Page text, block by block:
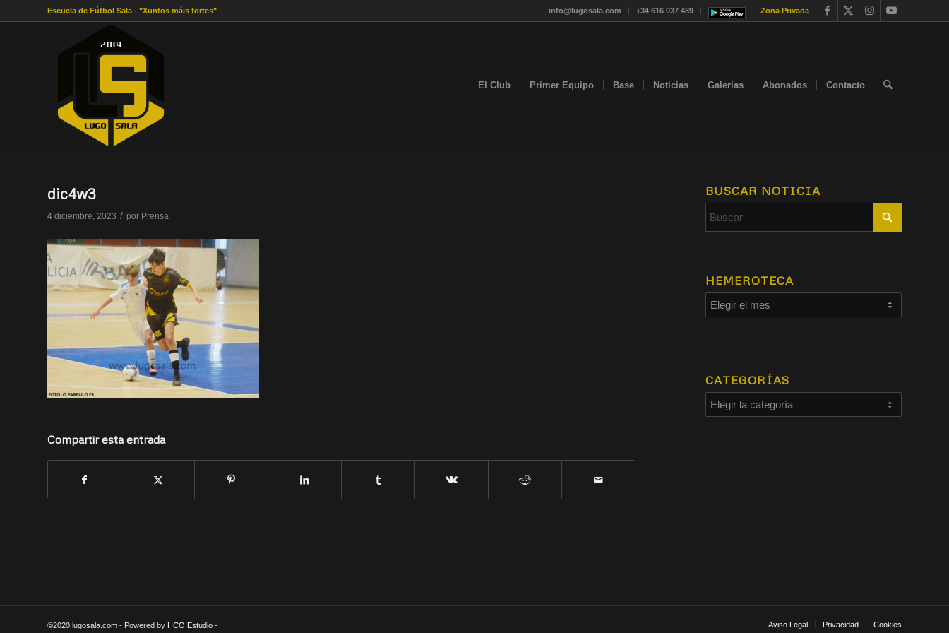
info@lugosala.com +34 616 037 489 Zona Privada
Escuela de Fútbol Sala - "Xuntos máis fortes"
El Club Primer Equipo Base Noticias Galerías Abonados Contacto
dic4w3
4 diciembre, 2023 / por Prensa
Compartir esta entrada
BUSCAR NOTICIA
HEMEROTECA
CATEGORÍAS
©2020 lugosala.com - Powered by HCO Estudio - Aviso Legal Privacidad Cookies